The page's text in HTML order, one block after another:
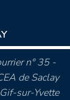
n° 35 -
de Saclay
sur-Yvette